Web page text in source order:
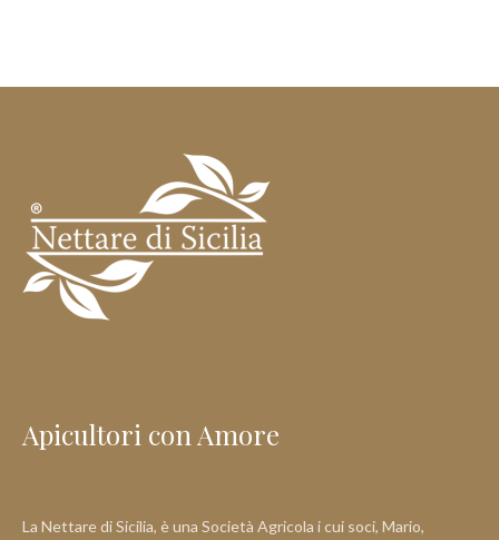
Apicultori con Amore
La Nettare di Sicilia, è una Società Agricola i cui soci, Mario,